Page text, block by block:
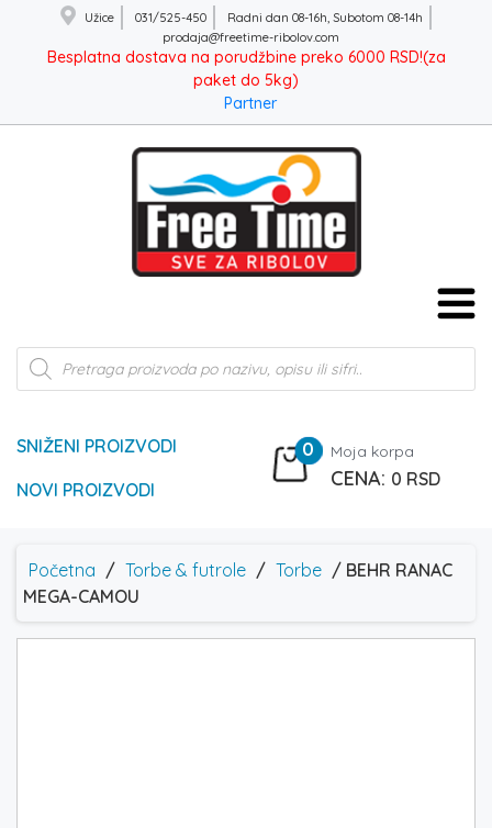
Užice 031/525-450
Radni dan 08-16h, Subotom 08-14h
prodaja@freetime-ribolov.com
Besplatna dostava na porudžbine preko 6000 RSD!(za
paket do 5kg)
Partner
Products
search
SNIŽENI PROIZVODI
NOVI PROIZVODI
0 Moja korpa
0 RSD
Početna / Torbe & futrole / Torbe / BEHR RANAC
MEGA-CAMOU